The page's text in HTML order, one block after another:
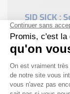
SID SICK
des
Le Sensor
homme
AppStudio
configurer ...